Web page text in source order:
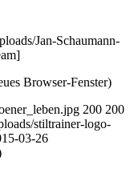
Jan-Schaumann-
Browser-Fenster)
200 200
stiltrainer-logo-
03-26